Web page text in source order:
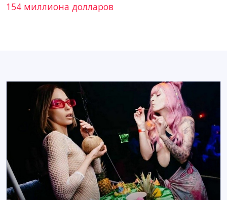
154 миллиона долларов